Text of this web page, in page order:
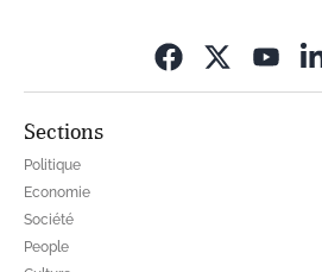
Sections
Politique
Economie
Société
People